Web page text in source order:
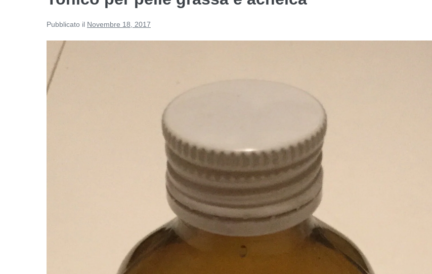
Pubblicato il Novembre 18, 2017